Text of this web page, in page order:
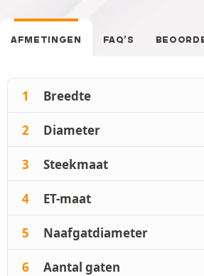
AFMETINGEN FAQ’S
1 Breedte
2 Diameter
3 Steekmaat
4 ET-maat
5 Naafgatdiameter
6 Aantal gaten